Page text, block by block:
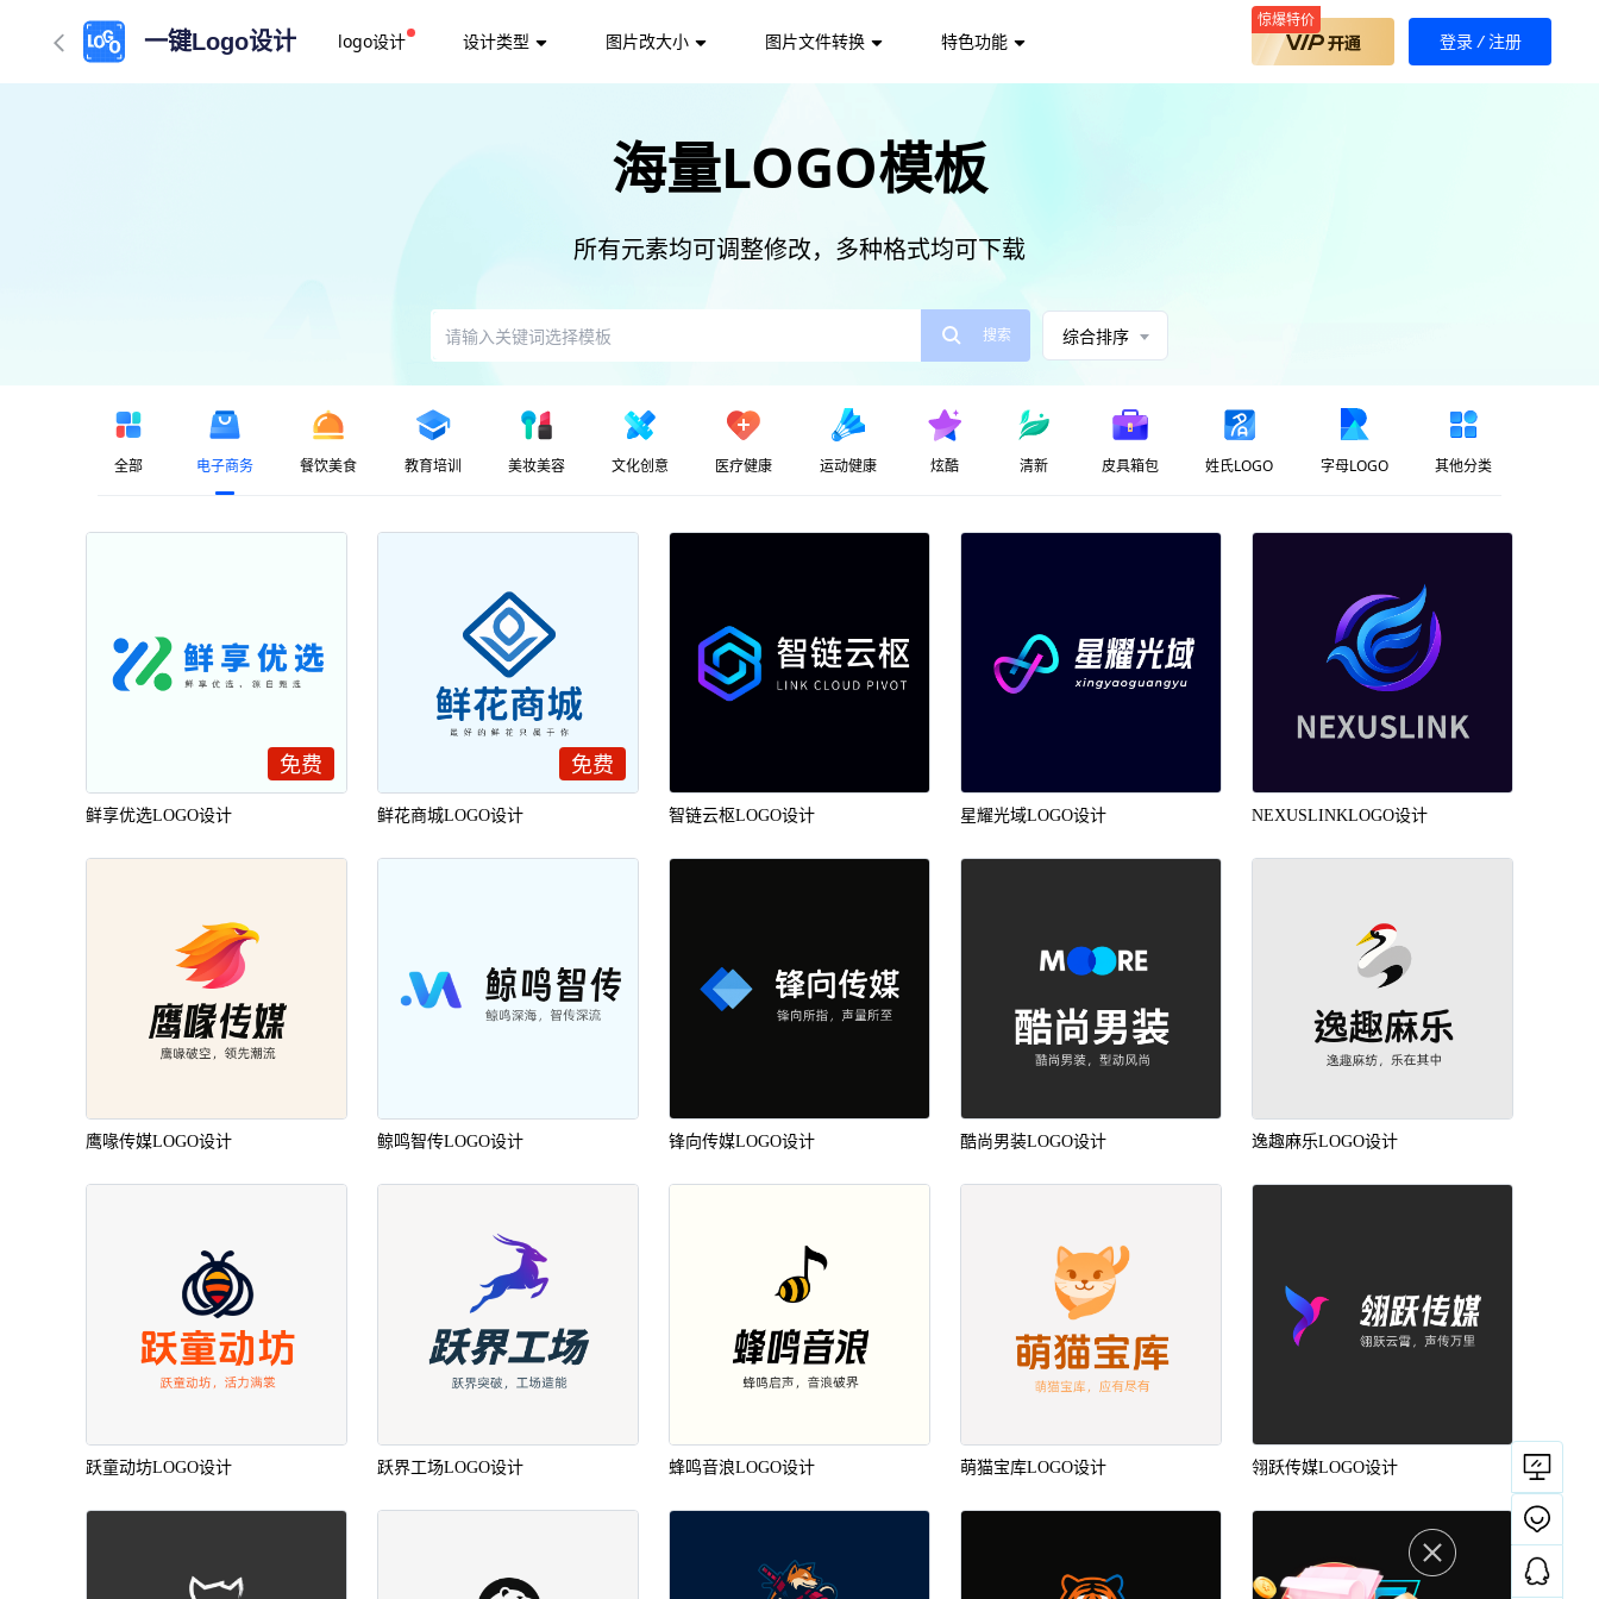
一键Logo设计 logo设计 设计类型 图片改大小 图片文件转换 特色功能
惊爆特价
登录 / 注册
海量LOGO模板
所有元素均可调整修改，多种格式均可下载
搜索 综合排序
全部 电子商务 餐饮美食 教育培训 美妆美容 文化创意 医疗健康 运动健康 炫酷 清新 皮具箱包 姓氏LOGO 字母LOGO 其他分类
免费
鲜享优选LOGO设计
免费
鲜花商城LOGO设计 智链云枢LOGO设计 星耀光域LOGO设计 NEXUSLINKLOGO设计
鹰喙传媒LOGO设计 鲸鸣智传LOGO设计 锋向传媒LOGO设计 酷尚男装LOGO设计 逸趣麻乐LOGO设计
跃童动坊LOGO设计 跃界工场LOGO设计 蜂鸣音浪LOGO设计 萌猫宝库LOGO设计 翎跃传媒LOGO设计